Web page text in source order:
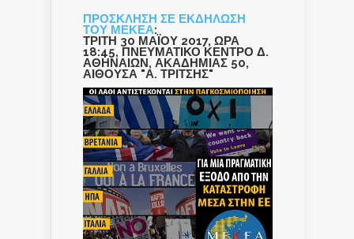
ΠΡΟΣΚΛΗΣΗ ΣΕ ΕΚΔΗΛΩΣΗ
ΤΟΥ ΜΕΚΕΑ:
ΤΡΙΤΗ 30 ΜΑΪΟΥ 2017, ΩΡΑ
18:45, ΠΝΕΥΜΑΤΙΚΟ ΚΕΝΤΡΟ Δ.
ΑΘΗΝΑΙΩΝ, ΑΚΑΔΗΜΙΑΣ 50,
ΑΙΘΟΥΣΑ "Α. ΤΡΙΤΣΗΣ"